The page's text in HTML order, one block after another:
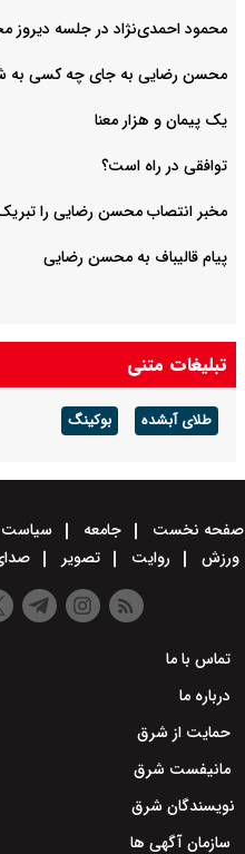
محمود احمدی‌نژاد در جلسه
محسن رضایی به جای چه کسی به
یک پیمان و هزار معنا
توافقی در راه است؟
مخبر انتصاب محسن رضایی را
پیام قالیباف به محسن رضایی
تبلیغات متنی
طلای آبشده بوکینگ
صفحه نخست جامعه سیاست
ورزش
روایت تصویر
تماس با ما
درباره ما
حمایت از شرق
مانیفست شرق
نویسندگان شرق
سازمان آگهی ها